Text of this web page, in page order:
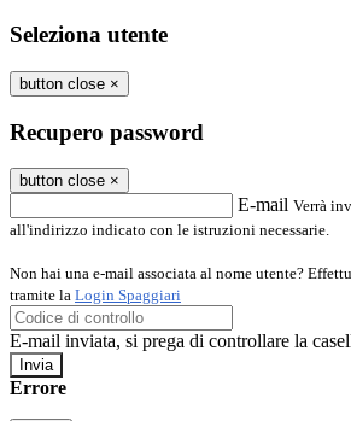
Seleziona utente
button close ×
Recupero password
button close ×
E-mail Verrà
all'indirizzo indicato con le istruzioni necessarie.
Non hai una e-mail associata al nome utente?
tramite la Login Spaggiari
E-mail inviata, si prega di controllare la
Errore